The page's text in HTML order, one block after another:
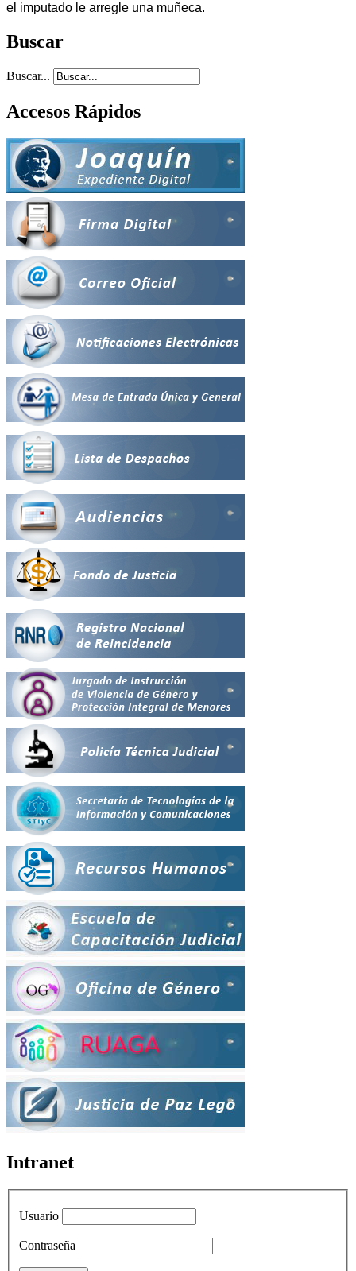
el imputado le arregle una muñeca.
Buscar
Buscar...
Accesos Rápidos
Intranet
Usuario
Contraseña